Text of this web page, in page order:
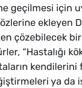
geçilmesi için
ekleyen
çözebilecek bir
“Hastalığı
kendilerini
ya da